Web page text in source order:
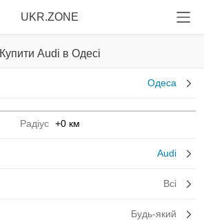
UKR.ZONE
Купити Audi в Одесі
Одеса
Радіус +0 км
Audi
Всі
Будь-який